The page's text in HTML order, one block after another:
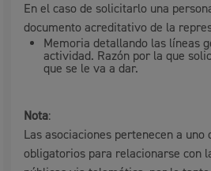
En el caso de solicitarlo una
documento acreditativo de la
Memoria detallando las líneas
actividad. Razón por la que
que se le va a dar.
Nota:
Las asociaciones pertenecen a uno
obligatorios para relacionarse con